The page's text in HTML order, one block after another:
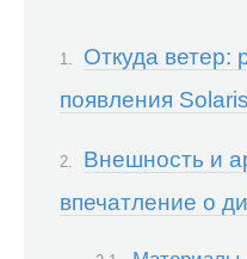
Откуда ветер:
появления
Внешность и
впечатление о